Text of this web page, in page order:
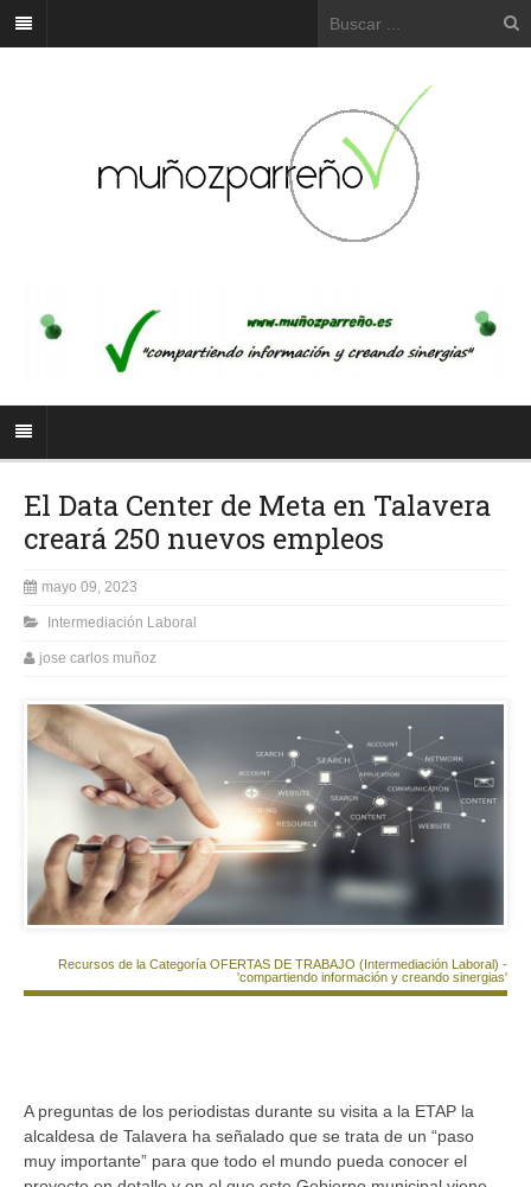
El Data Center de Meta en Talavera
creará 250 nuevos empleos
mayo 09, 2023
Intermediación Laboral
jose carlos muñoz
Recursos de la Categoría OFERTAS DE TRABAJO (Intermediación Laboral) -
'compartiendo información y creando sinergias'
A preguntas de los periodistas durante su visita a la ETAP la
alcaldesa de Talavera ha señalado que se trata de un “paso
muy importante” para que todo el mundo pueda conocer el